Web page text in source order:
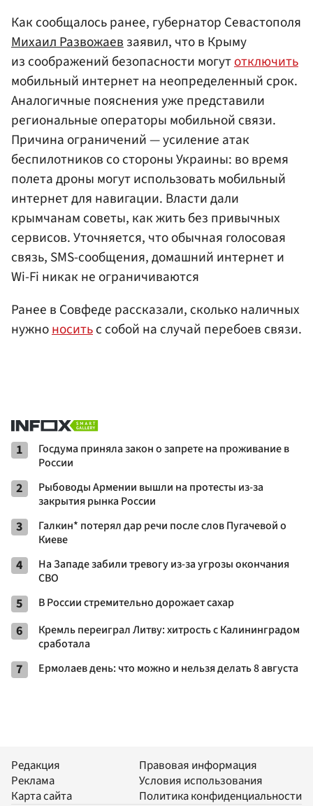
Как сообщалось ранее, губернатор Севастополя
Михаил Развожаевзаявил, что в Крыму
из соображений безопасности могутотключить
мобильный интернет на неопределенный срок.
Аналогичные пояснения уже представили
региональные операторы мобильной связи.
Причина ограничений — усиление атак
беспилотников со стороны Украины: во время
полета дроны могут использовать мобильный
интернет для навигации. Власти дали
крымчанам советы, как жить без привычных
сервисов. Уточняется, что обычная голосовая
связь, SMS-сообщения, домашний интернет и
Wi-Fi никак не ограничиваются
Ранее в Совфеде рассказали, сколько наличных
нужноноситьс собой на случай перебоев связи.
1
Госдума приняла закон о запрете на проживание в
России
2
Рыбоводы Армении вышли на протесты из-за
закрытия рынка России
3
Галкин* потерял дар речи после слов Пугачевой о
Киеве
4
На Западе забили тревогу из-за угрозы окончания
СВО
5 В России стремительно дорожает сахар
6
Кремль переиграл Литву: хитрость с Калининградом
сработала
7 Ермолаев день: что можно и нельзя делать 8 августа
Редакция
Реклама
Карта сайта
Правовая информация
Условия использования
Политика конфиденциальности